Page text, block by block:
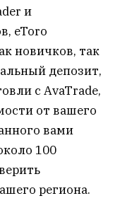
и
eToro
новичков, так
депозит,
с AvaTrade,
от вашего
вами
100
региона.